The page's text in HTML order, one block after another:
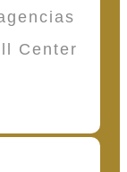
Center